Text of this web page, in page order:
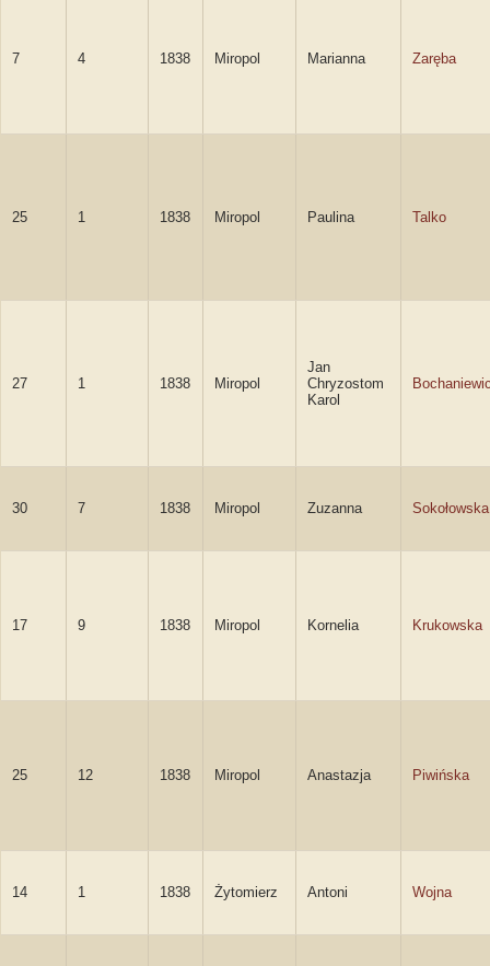
7 4 1838 Miropol Marianna Zaręba
25 1 1838 Miropol Paulina Talko
27 1 1838 Miropol
Jan
Chryzostom
Karol
30 7 1838 Miropol Zuzanna Sokołowska
17 9 1838 Miropol Kornelia Krukowska
25 12 1838 Miropol Anastazja Piwińska
14 1 1838 Żytomierz Antoni Wojna